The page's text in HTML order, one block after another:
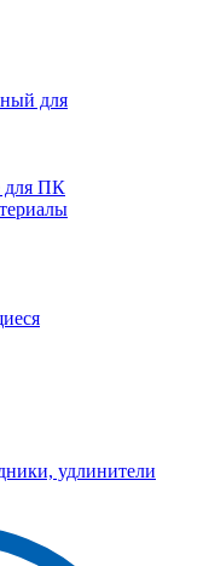
для
для ПК
удлинители